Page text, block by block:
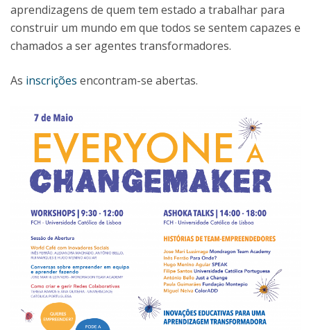
aprendizagens de quem tem estado a trabalhar para
construir um mundo em que todos se sentem capazes e
chamados a ser agentes transformadores.
As inscrições encontram-se abertas.